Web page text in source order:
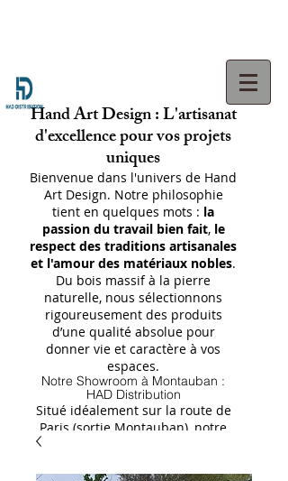
Hand Art Design : L'artisanat
d'excellence pour vos projets
uniques
Bienvenue dans l'univers de Hand
Art Design. Notre philosophie
tient en quelques mots : la
passion du travail bien fait, le
respect des traditions artisanales
et l'amour des matériaux nobles.
Du bois massif à la pierre
naturelle, nous sélectionnons
rigoureusement des produits
d’une qualité absolue pour
donner vie et caractère à vos
espaces.
Notre Showroom à Montauban :
HAD Distribution
Situé idéalement sur la route de
Paris (sortie Montauban), notre
showroom HAD Distribution est